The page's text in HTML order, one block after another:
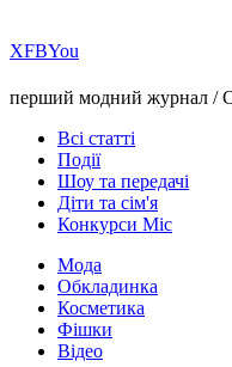
ХFBYou
перший модний журнал /
Всі статті
Події
Шоу та передачі
Діти та сім'я
Конкурси Міс
Мода
Обкладинка
Косметика
Фішки
Відео